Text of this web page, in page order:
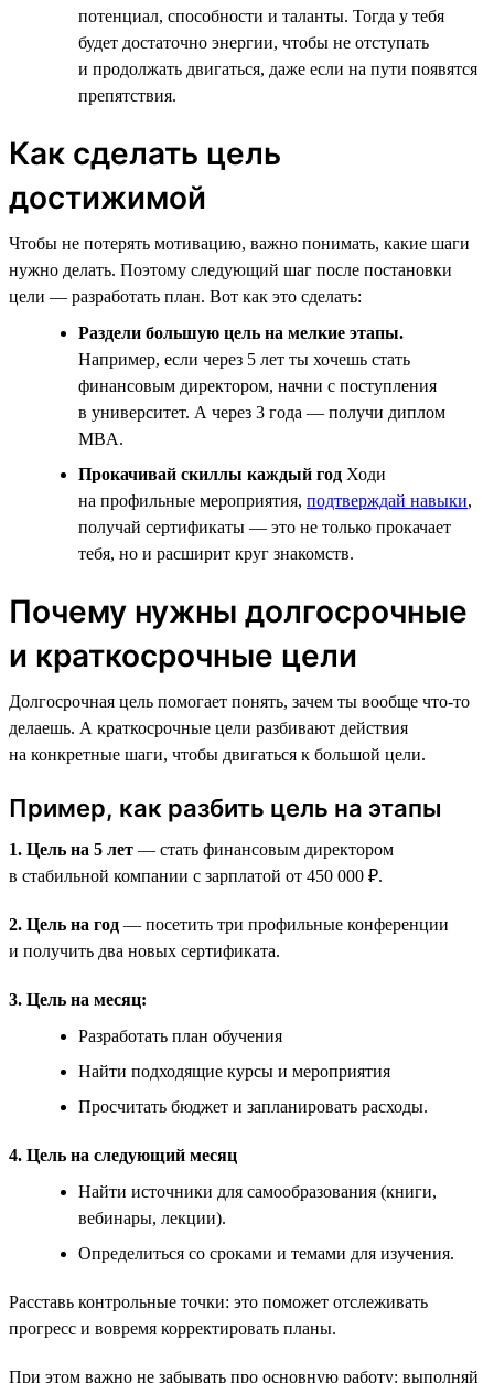
потенциал, способности и таланты. Тогда у тебя
будет достаточно энергии, чтобы не отступать
и продолжать двигаться, даже если на пути появятся
препятствия.
Как сделать цель
достижимой
Чтобы не потерять мотивацию, важно понимать, какие шаги
нужно делать. Поэтому следующий шаг после постановки
цели — разработать план. Вот как это сделать:
Раздели большую цель на мелкие этапы.
Например, если через 5 лет ты хочешь стать
финансовым директором, начни с поступления
в университет. А через 3 года — получи диплом
MBA.
Прокачивай скиллы каждый год Ходи
на профильные мероприятия, подтверждай навыки,
получай сертификаты — это не только прокачает
тебя, но и расширит круг знакомств.
Почему нужны долгосрочные
и краткосрочные цели
Долгосрочная цель помогает понять, зачем ты вообще что-то
делаешь. А краткосрочные цели разбивают действия
на конкретные шаги, чтобы двигаться к большой цели.
Пример, как разбить цель на этапы
1. Цель на 5 лет — стать финансовым директором
в стабильной компании с зарплатой от 450 000 ₽.
2. Цель на год — посетить три профильные конференции
и получить два новых сертификата.
3. Цель на месяц:
Разработать план обучения
Найти подходящие курсы и мероприятия
Просчитать бюджет и запланировать расходы.
4. Цель на следующий месяц
Найти источники для самообразования (книги,
вебинары, лекции).
Определиться со сроками и темами для изучения.
Расставь контрольные точки: это поможет отслеживать
прогресс и вовремя корректировать планы.
При этом важно не забывать про основную работу: выполняй